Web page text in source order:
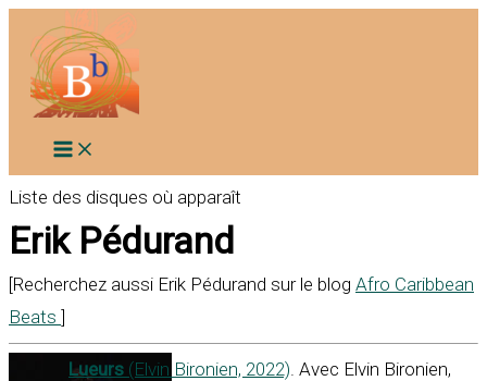
contenu
Liste des disques où apparaît
Erik Pédurand
[Recherchez aussi Erik Pédurand sur le blog Afro Caribbean
Beats ]
Lueurs (Elvin Bironien, 2022). Avec Elvin Bironien,